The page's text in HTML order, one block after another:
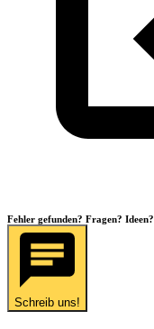
Fehler gefunden? Fragen? Ideen?
Schreib uns!